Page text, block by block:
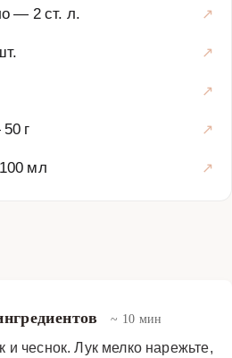
— 2 ст. л.
50 г
100 мл
~ 10 мин
и чеснок. Лук мелко нарежьте,